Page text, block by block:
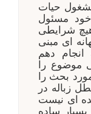
حیات
مسئول
شرایطی
ای مبنی
انجام دهم
موضوع را
بحث را
زباله در
ای نیست
ساده